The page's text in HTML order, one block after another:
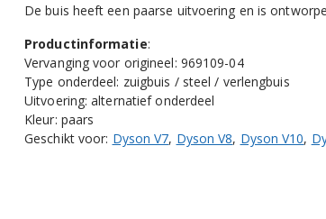
De buis heeft een paarse uitvoering en is
Productinformatie:
Vervanging voor origineel: 969109-04
Type onderdeel: zuigbuis / steel / verlengbuis
Uitvoering: alternatief onderdeel
Kleur: paars
Geschikt voor: Dyson V7, Dyson V8, Dyson V10,